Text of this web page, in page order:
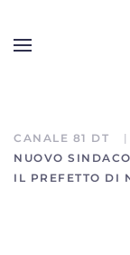
CANALE 81 DT
NUOVO
IL PREFETTO DI